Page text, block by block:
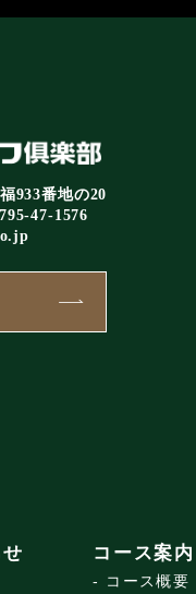
933番地の20
47-1576
コース案内
コース概要